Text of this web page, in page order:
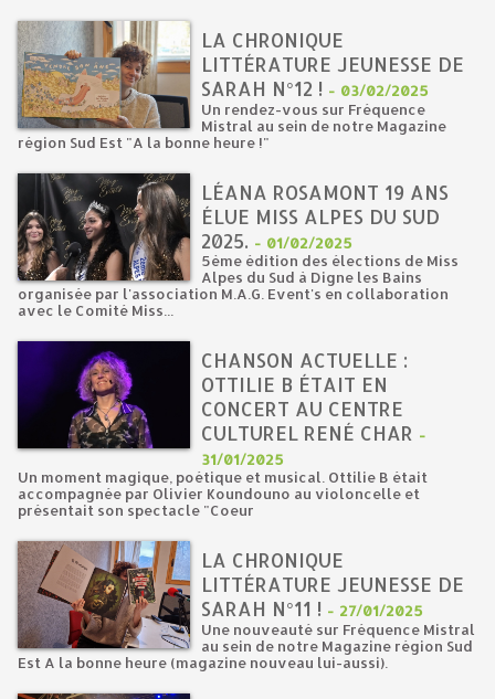
LA CHRONIQUE
LITTÉRATURE JEUNESSE DE
SARAH N°12 ! - 03/02/2025
Un rendez-vous sur Fréquence
Mistral au sein de notre Magazine
région Sud Est "A la bonne heure !"
LÉANA ROSAMONT 19 ANS
ÉLUE MISS ALPES DU SUD
2025. - 01/02/2025
5ème édition des élections de Miss
Alpes du Sud à Digne les Bains
organisée par l'association M.A.G. Event's en collaboration
avec le Comité Miss...
CHANSON ACTUELLE :
OTTILIE B ÉTAIT EN
CONCERT AU CENTRE
CULTUREL RENÉ CHAR -
31/01/2025
Un moment magique, poétique et musical. Ottilie B était
accompagnée par Olivier Koundouno au violoncelle et
présentait son spectacle "Coeur
LA CHRONIQUE
LITTÉRATURE JEUNESSE DE
SARAH N°11 ! - 27/01/2025
Une nouveauté sur Fréquence Mistral
au sein de notre Magazine région Sud
Est A la bonne heure (magazine nouveau lui-aussi).